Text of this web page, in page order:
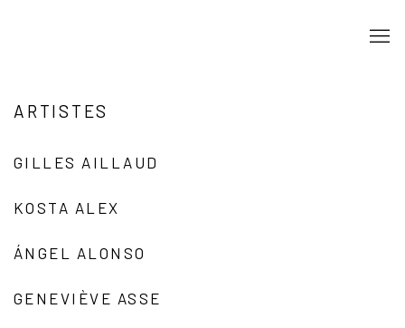
ARTISTES
GILLES AILLAUD
KOSTA ALEX
ÁNGEL ALONSO
GENEVIÈVE ASSE